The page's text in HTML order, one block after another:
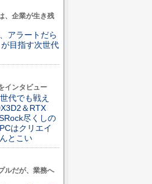
、企業が生き残
アラートだら
目指す次世代
インタビュー
代でも戦え
＆RTX
尽くしの
はクリエイ
とこい
ルだが、業務へ